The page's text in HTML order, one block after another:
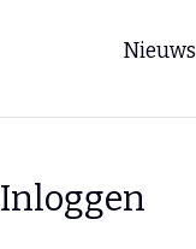
Nieuws
Inloggen